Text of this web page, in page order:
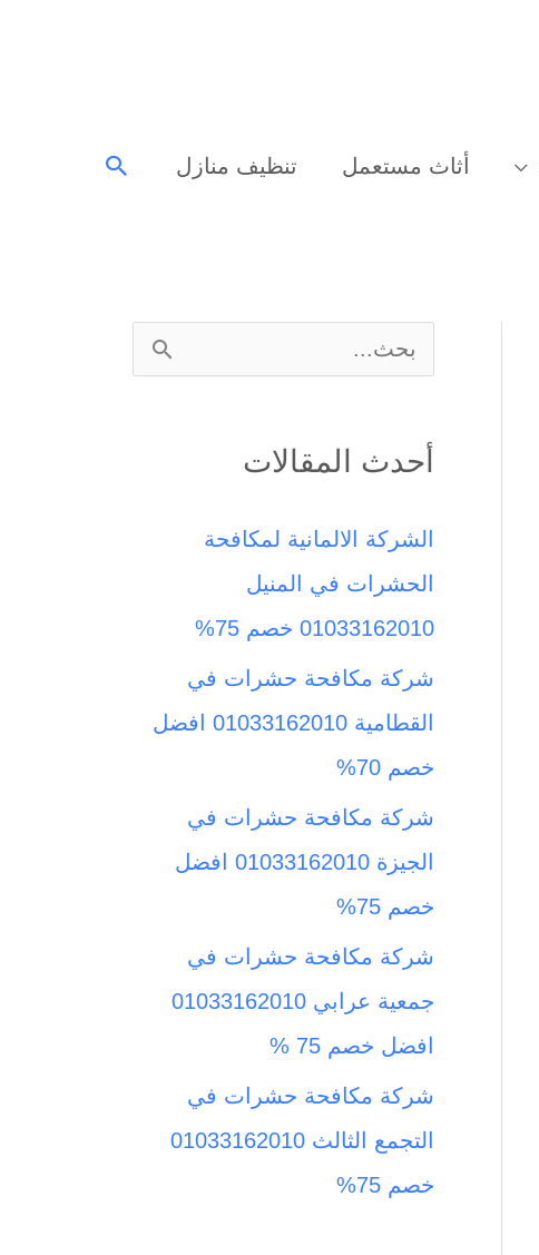
أثاث مستعمل تنظيف منازل البحث
ب
ث
ع
ن
أحدث المقالات
الشركة الالمانية لمكافحة
الحشرات في المنيل
01033162010 خصم 75%
شركة مكافحة حشرات في
القطامية 01033162010 افضل
خصم 70%
شركة مكافحة حشرات في
الجيزة 01033162010 افضل
خصم 75%
شركة مكافحة حشرات في
جمعية عرابي 01033162010
افضل خصم 75 %
شركة مكافحة حشرات في
التجمع الثالث 01033162010
خصم 75%